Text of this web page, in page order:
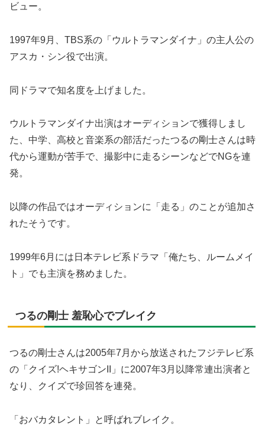
ビュー。
1997年9月、TBS系の「ウルトラマンダイナ」の主人公の
アスカ・シン役で出演。
同ドラマで知名度を上げました。
ウルトラマンダイナ出演はオーディションで獲得しまし
た、中学、高校と音楽系の部活だったつるの剛士さんは時
代から運動が苦手で、撮影中に走るシーンなどでNGを連
発。
以降の作品ではオーディションに「走る」のことが追加さ
れたそうです。
1999年6月には日本テレビ系ドラマ「俺たち、ルームメイ
ト」でも主演を務めました。
つるの剛士 羞恥心でブレイク
つるの剛士さんは2005年7月から放送されたフジテレビ系
の「クイズ!ヘキサゴンII」に2007年3月以降常連出演者と
なり、クイズで珍回答を連発。
「おバカタレント」と呼ばれブレイク。